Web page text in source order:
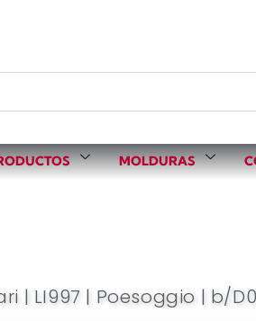
MOLDURAS
| LI997 | Poesoggio | b/